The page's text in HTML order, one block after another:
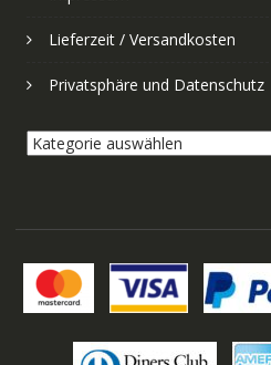
Lieferzeit / Versandkosten
Privatsphäre und Datenschutz
Kategorie